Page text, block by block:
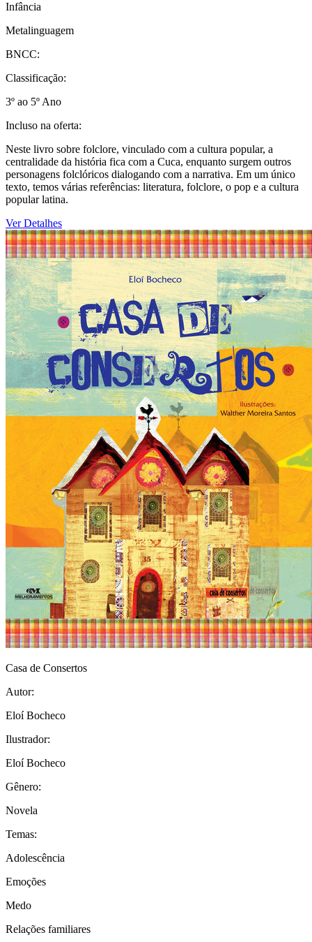
Infância
Metalinguagem
BNCC:
Classificação:
3º ao 5º Ano
Incluso na oferta:
Neste livro sobre folclore, vinculado com a cultura popular, a
centralidade da história fica com a Cuca, enquanto surgem outros
personagens folclóricos dialogando com a narrativa. Em um único
texto, temos várias referências: literatura, folclore, o pop e a cultura
popular latina.
Ver Detalhes
Casa de Consertos
Autor:
Eloí Bocheco
Ilustrador:
Eloí Bocheco
Gênero:
Novela
Temas:
Adolescência
Emoções
Medo
Relações familiares